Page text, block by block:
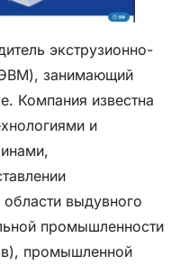
экструзионно-
занимающий
Компания известна
и
выдувного
промышленности
промышленной